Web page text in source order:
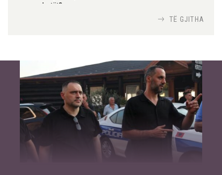
me robotët?
Or Shalom
TË GJITHA